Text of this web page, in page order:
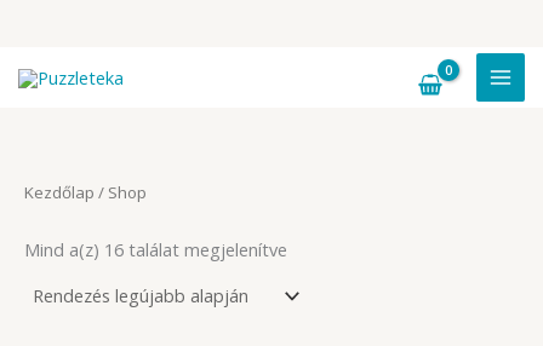
Kezdőlap / Shop
Mind a(z) 16 találat megjelenítve